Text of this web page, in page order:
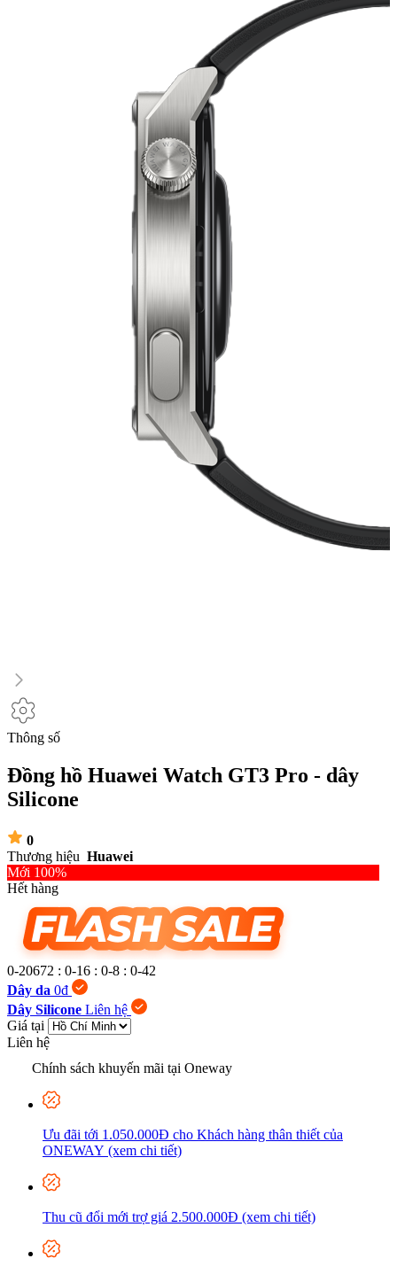
Thông số
Đồng hồ Huawei Watch GT3 Pro - dây
Silicone
0
Thương hiệu Huawei
Mới 100%
Hết hàng
0-20672 : 0-16 : 0-8 : 0-43
Dây da 0đ
Dây Silicone Liên hệ
Giá tại
Liên hệ
Chính sách khuyến mãi tại Oneway
Ưu đãi tới 1.050.000Đ cho Khách hàng thân thiết của
ONEWAY (xem chi tiết)
Thu cũ đổi mới trợ giá 2.500.000Đ (xem chi tiết)